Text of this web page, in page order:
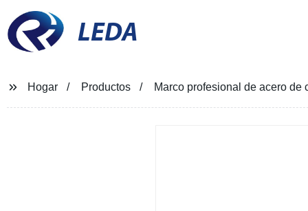
LEDA
Hogar Productos Marco profesional de acero de